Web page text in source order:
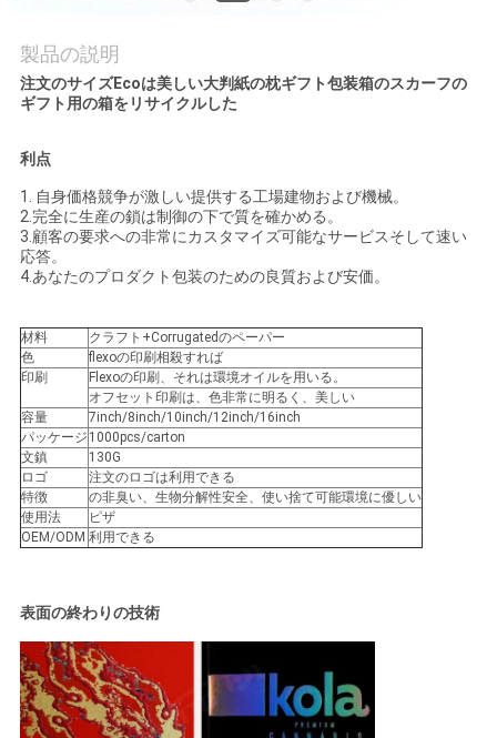
絡
く
だ
さ
い
金
を
求
め
て
だ
さ
い
製品の説明
注文のサイズEcoは美しい大判紙の枕ギフト包装箱のスカーフの
ギフト用の箱をリサイクルした
利点
1. 自身価格競争が激しい提供する工場建物および機械。
2.完全に生産の鎖は制御の下で質を確かめる。
3.顧客の要求への非常にカスタマイズ可能なサービスそして速い
応答。
4.あなたのプロダクト包装のための良質および安価。
材料
クラフト+Corrugatedのペーパー
色
flexoの印刷相殺すれば
印刷
Flexoの印刷、それは環境オイルを用いる。
オフセット印刷は、色非常に明るく、美しい
容量
7inch/8inch/10inch/12inch/16inch
パッケージ 1000pcs/carton
文鎮
130G
ロゴ
注文のロゴは利用できる
特徴
の非臭い、生物分解性安全、使い捨て可能環境に優しい
使用法
ピザ
OEM/ODM 利用できる
表面の終わりの技術